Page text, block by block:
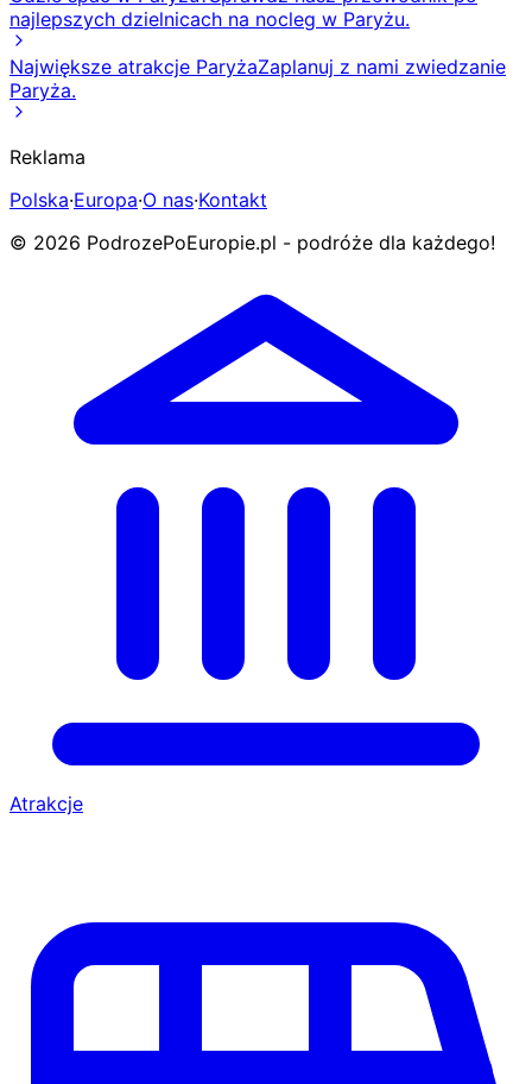
najlepszych dzielnicach na nocleg w Paryżu.
Największe atrakcje ParyżaZaplanuj z nami zwiedzanie
Paryża.
Reklama
Polska·Europa·O nas·Kontakt
© 2026 PodrozePoEuropie.pl - podróże dla każdego!
Atrakcje